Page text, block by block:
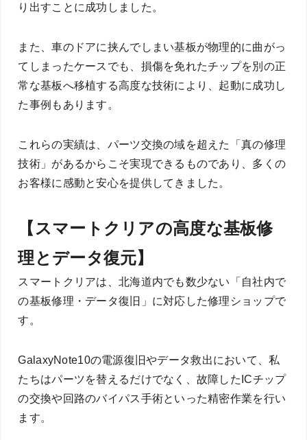
り出すことに成功しました。
また、車のドアに挟んでしまい基板が物理的に曲がっ
てしまったケースでも、損傷を免れたチップを別の正
常な基板へ移植する高度な技術により、起動に成功し
た事例もあります。
これらの実績は、パーツ交換の域を超えた「真の修理
技術」があるからこそ実現できるものであり、多くの
お客様に感動と安心を提供してきました。
【スマートクリアの高度な基板修
理とデータ復元】
スマートクリアは、北海道内でも数少ない「自社内で
の基板修理・データ復旧」に対応した修理ショップで
す。
GalaxyNote10の電源復旧やデータ救出において、私
たちはパーツを替えるだけでなく、故障したICチップ
の交換や回路のバイパス手術といった精密作業を行い
ます。